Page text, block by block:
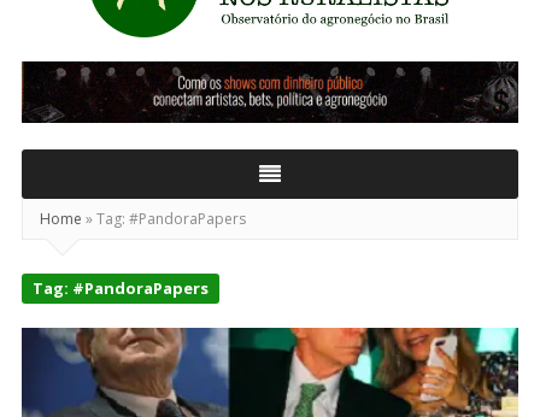
De
Olho
nos
Home »Tag: #PandoraPapers
Tag: #PandoraPapers